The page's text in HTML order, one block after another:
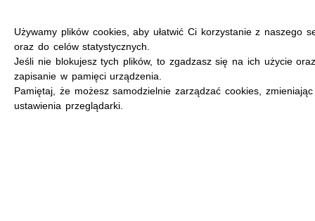
Używamy plików cookies, aby ułatwić Ci korzystanie z naszego
oraz do celów statystycznych.
Jeśli nie blokujesz tych plików, to zgadzasz się na ich użycie
zapisanie w pamięci urządzenia.
Pamiętaj, że możesz samodzielnie zarządzać cookies, zmieniając
ustawienia przeglądarki.
MENU